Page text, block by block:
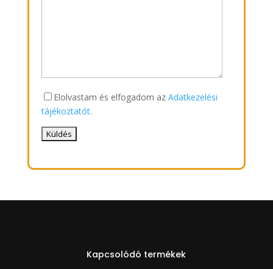
Elolvastam és elfogadom az Adatkezelési
tájékoztatót.
Kapcsolódó termékek